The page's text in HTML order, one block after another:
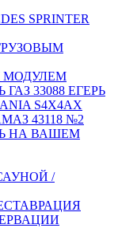
SPRINTER
МОДУЛЕМ
33088 ЕГЕРЬ
S4X4AX
43118 №2
НА ВАШЕМ
/